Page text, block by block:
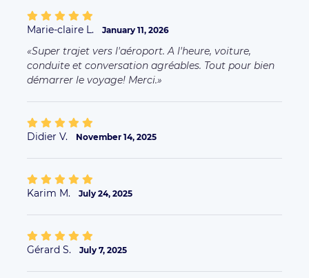
Marie-claire L. January 11, 2026
Super trajet vers l'aéroport. A l'heure, voiture,
conduite et conversation agréables. Tout pour bien
démarrer le voyage! Merci.
Didier V. November 14, 2025
Karim M. July 24, 2025
Gérard S. July 7, 2025